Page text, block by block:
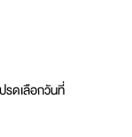
รดเลือกวันที่